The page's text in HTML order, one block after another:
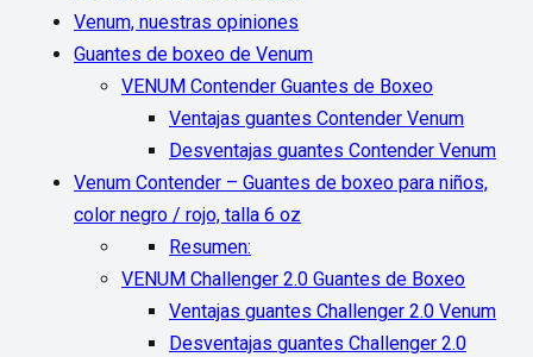
Venum, nuestras opiniones
Guantes de boxeo de Venum
VENUM Contender Guantes de Boxeo
Ventajas guantes Contender Venum
Desventajas guantes Contender Venum
Venum Contender – Guantes de boxeo para niños,
color negro / rojo, talla 6 oz
Resumen:
VENUM Challenger 2.0 Guantes de Boxeo
Ventajas guantes Challenger 2.0 Venum
Desventajas guantes Challenger 2.0